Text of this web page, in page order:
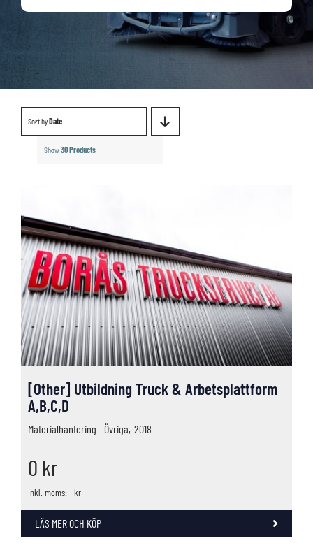
Sort byDate
Show30 Products
[Other] Utbildning Truck & Arbetsplattform
A,B,C,D
Materialhantering - Övriga, 2018
0 kr
Inkl. moms: - kr
LÄS MER OCH KÖP